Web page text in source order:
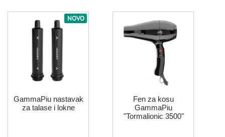
NOVO
GammaPiu nastavak
za talase i lokne
Fen za kosu
GammaPiu
"Tormalionic 3500"